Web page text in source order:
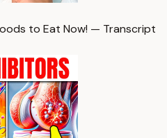
to Eat Now! — Transcript